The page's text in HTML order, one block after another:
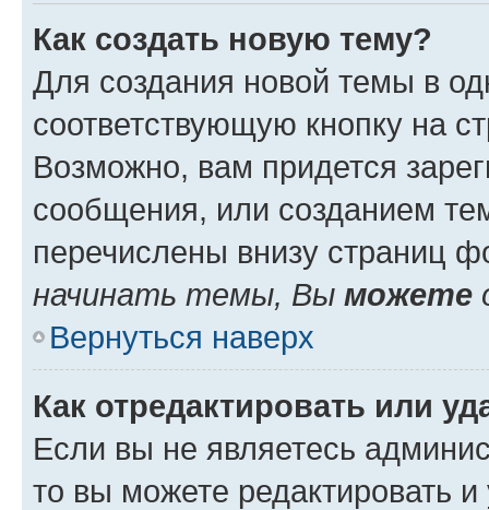
Как создать новую тему?
Для создания новой темы в
соответствующую кнопку на
Возможно, вам придется
сообщения, или созданием
перечислены внизу страниц
начинать темы, Вы можете
Вернуться наверх
Как отредактировать или
Если вы не являетесь
то вы можете редактировать